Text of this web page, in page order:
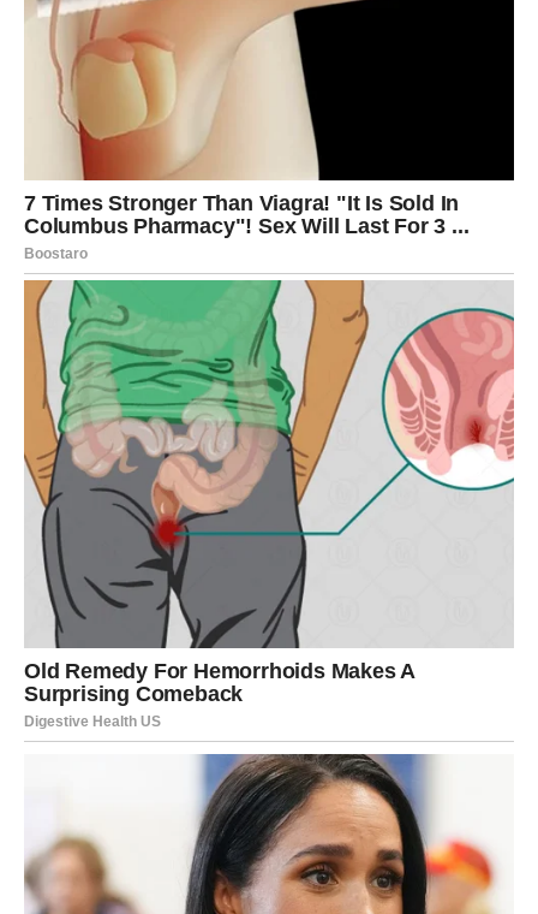
Poslovne prilike dolaze u pravom
trenutku
Kada je posao u pitanju, pred vama su pozitivni pomaci
koji mogu značajno uticati na vašu budućnost. U
prethodnom periodu ste možda imali osećaj da se vaš
trud ne primećuje dovoljno ili da rezultati dolaze sporije
nego što zaslužujete. Međutim, sada dolazi vreme kada
će mnogi ljudi konačno prepoznati vašu vrednost.
Vaša ustrajnost i odgovornost ostavljaju snažan utisak na
osobe koje odlučuju o važnim poslovnim pitanjima.
Moguće je unapređenje, nova poslovna ponuda ili prilika
da preuzmete važniju ulogu u projektu na kojem radite.
Nemojte potcenjivati svoje sposobnosti jer upravo one
sada dolaze do izražaja.
Za one koji traže posao, sudbina može doneti neočekivan
poziv ili razgovor koji otvara vrata ka nečemu mnogo
boljem nego što su planirali. Važno je da ostanete
otvoreni za nove mogućnosti i da ne odbacujete prilike
samo zato što na prvi pogled deluju drugačije od onoga
što ste zamislili.